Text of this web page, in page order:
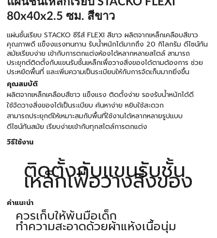
80x40x2.5 ซม. สีขาว
แผ่นชั้นเรียบ STACKO ซีรีส์ FLEXI สีขาว ผลิตจากเหล็กเคลือบสีขาว
คุณภาพดี แข็งงแรงทนทาน รับน้ำหนักได้มากถึง 20 กิโลกรัม ดีไซน์ทัน
สมัยเรียบง่าย เข้ากับการตกแต่งห้องได้หลากหลายสไตล์ สามารถ
ประยุกต์ติดตั้งกับแขนรับชั้นเหล็กเพื่อวางสิ่งของได้ตามต้องการ ช่วย
ประหยัดพื้นที่ และเพิ่มความเป็นระเบียบให้กับการจัดเก็บมากยิ่งขึ้น
คุณสมบัติ
ผลิตจากเหล็กเคลือบสีขาว แข็งแรง ติดตั้งง่าย รองรับน้ำหนักได้ดี
ใช้จัดวางสิ่งของได้เป็นระเบียบ ค้นหาง่าย หยิบใช้สะดวก
สามารถประยุกต์ให้เหมาะสมกับพื้นที่ใช้งานได้หลากหลายรูปแบบ
ดีไซน์ทันสมัย เรียบง่ายเข้ากับทุกสไตล์การตกแต่ง
วิธีใช้งาน
ติดตั้งกับแขนรับชั้น
เหล็กเพื่อวางสิ่งของ
คำแนะนำ
ควรเก็บให้พ้นมือเด็ก
ทำความสะอาดด้วยผ้าแห้งเนื้อนุ่ม